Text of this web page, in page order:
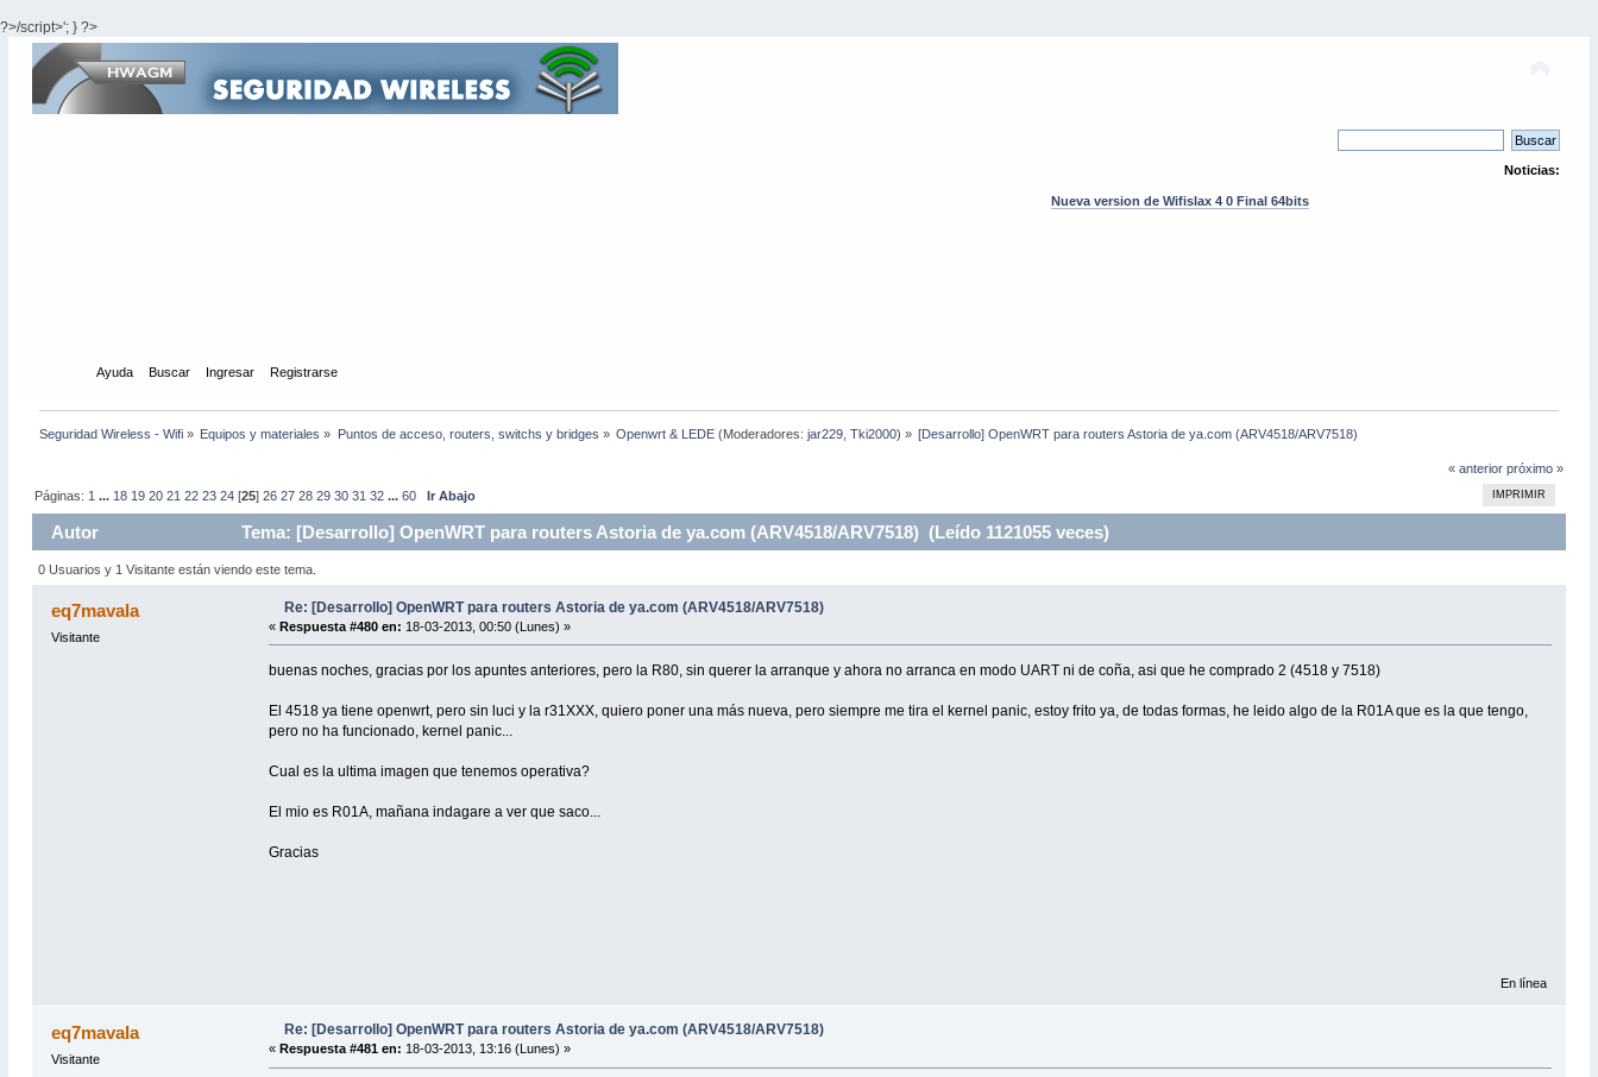
?>/script>'; } ?>
Noticias:
Nueva version de Wifislax 4 0 Final 64bits
Ayuda Buscar Ingresar Registrarse
Seguridad Wireless - Wifi» Equipos y materiales » Puntos de acceso, routers, switchs y bridges » Openwrt & LEDE(Moderadores: jar229, Tki2000) » [Desarrollo] OpenWRT para routers Astoria de ya.com (ARV4518/ARV7518)
« anterior próximo »
IMPRIMIR
Páginas: 1 ... 18 19 20 21 22 23 24[25] 26 27 28 29 30 31 32 ... 60 Ir Abajo
Autor Tema: [Desarrollo] OpenWRT para routers Astoria de ya.com (ARV4518/ARV7518) (Leído 1121055 veces)
0 Usuarios y 1 Visitante están viendo este tema.
eq7mavala
Visitante
Re: [Desarrollo] OpenWRT para routers Astoria de ya.com (ARV4518/ARV7518)
«Respuesta #480 en: 18-03-2013, 00:50 (Lunes) »
buenas noches, gracias por los apuntes anteriores, pero la R80, sin querer la arranque y ahora no arranca en modo UART ni de coña, asi que he comprado 2 (4518 y 7518)
El 4518 ya tiene openwrt, pero sin luci y la r31XXX, quiero poner una más nueva, pero siempre me tira el kernel panic, estoy frito ya, de todas formas, he leido algo de la R01A que es la que tengo,
pero no ha funcionado, kernel panic...
Cual es la ultima imagen que tenemos operativa?
El mio es R01A, mañana indagare a ver que saco...
Gracias
En línea
eq7mavala
Visitante
Re: [Desarrollo] OpenWRT para routers Astoria de ya.com (ARV4518/ARV7518)
«Respuesta #481 en: 18-03-2013, 13:16 (Lunes) »